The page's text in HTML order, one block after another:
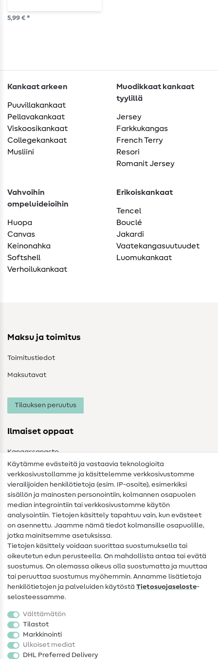
5,99 € *
Kankaat arkeen
Puuvillakankaat
Pellavakankaat
Viskoosikankaat
Collegekankaat
Musliini
Muodikkaat kankaat
tyylillä
Jersey
Farkkukangas
French Terry
Resori
Romanit Jersey
Vahvoihin
ompeluideioihin
Huopa
Canvas
Keinonahka
Softshell
Verhoilukankaat
Erikoiskankaat
Tencel
Bouclé
Jakardi
Vaatekangasuutuudet
Luomukankaat
Maksu ja toimitus
Toimitustiedot
Maksutavat
Tilauksen peruutus
Ilmaiset oppaat
Kangassanasto
Ompelusanasto
Ompeluohjeet
Apua ja yhteystiedot
Yhteystiedot
Tietoa omistajanvaihdoksesta
Peruutusoikeus
Suosittu
Kankaat
Ompelutarvikkeet
Ale
Käytämme evästeitä ja vastaavia teknologioita
verkkosivustollamme ja käsittelemme verkkosivustomme
vierailijoiden henkilötietoja (esim. IP-osoite), esimerkiksi
sisällön ja mainosten personointiin, kolmannen osapuolen
median integrointiin tai verkkosivustomme käytön
analysointiin. Tietojen käsittely tapahtuu vain, kun evästeet
on asennettu. Jaamme nämä tiedot kolmansille osapuolille,
jotka mainitsemme asetuksissa.
Tietojen käsittely voidaan suorittaa suostumuksella tai
oikeutetun edun perusteella. On mahdollista antaa tai evätä
suostumus. On olemassa oikeus olla suostumatta ja muuttaa
tai peruuttaa suostumus myöhemmin. Annamme lisätietoja
henkilötietojen ja palveluiden käytöstä Tietosuojaseloste-
selosteessamme.
Välttämätön
Tilastot
Markkinointi
Ulkoiset mediat
DHL Preferred Delivery